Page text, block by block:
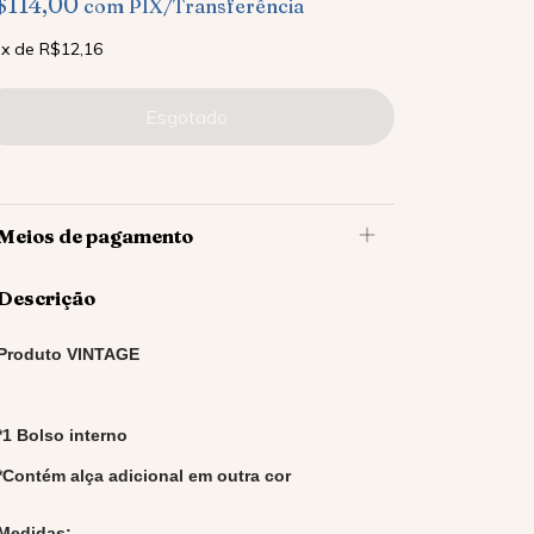
com PIX/Transferência
x de R$12,16
de pagamento
VINTAGE
Bolso interno
alça adicional em outra cor